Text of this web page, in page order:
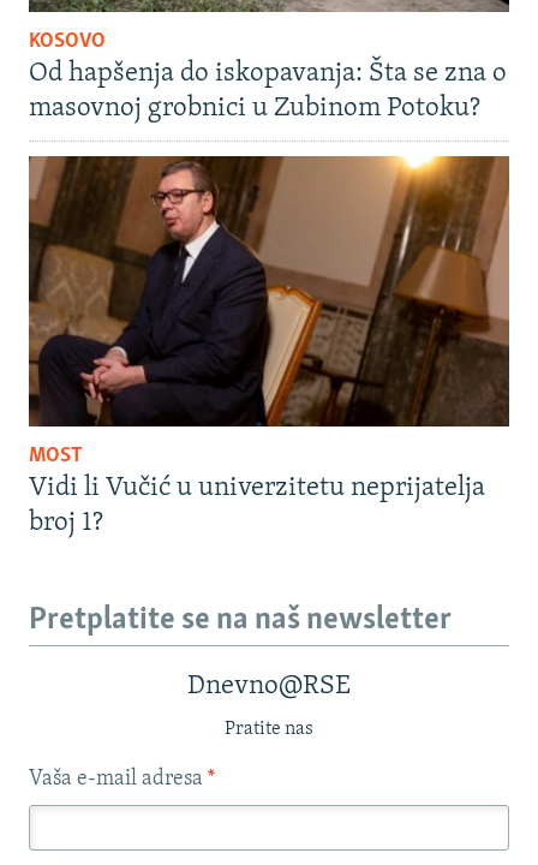
KOSOVO
Od hapšenja do iskopavanja: Šta se zna o
masovnoj grobnici u Zubinom Potoku?
MOST
Vidi li Vučić u univerzitetu neprijatelja
broj 1?
Pretplatite se na naš newsletter
Dnevno@RSE
Pratite nas
Vaša e-mail adresa *